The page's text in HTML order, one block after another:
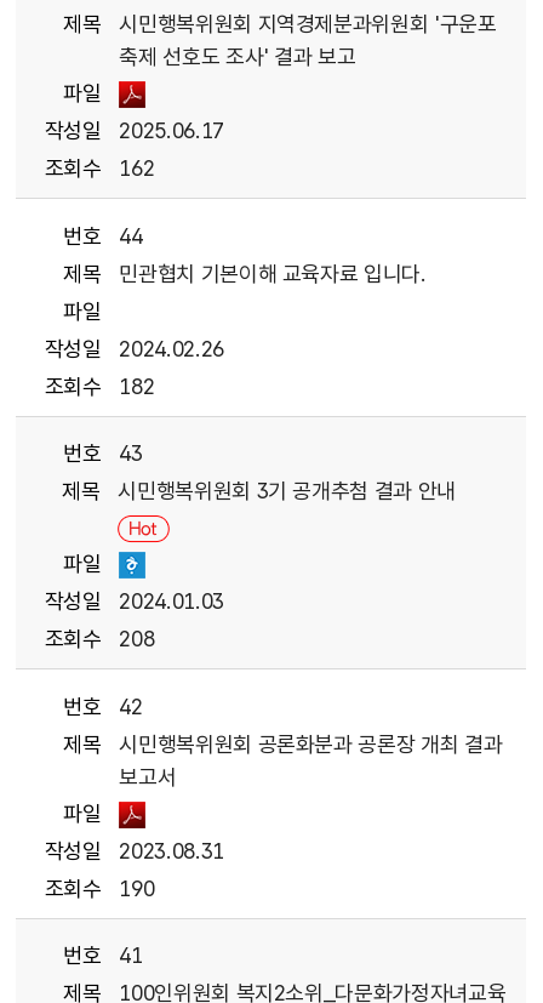
제목
시민행복위원회 지역경제분과위원회 '구운포
축제 선호도 조사' 결과 보고
파일
작성일
2025.06.17
조회수
162
번호
44
제목
민관협치 기본이해 교육자료 입니다.
파일
작성일
2024.02.26
조회수
182
번호
43
제목
시민행복위원회 3기 공개추첨 결과 안내
파일
작성일
2024.01.03
조회수
208
번호
42
제목
시민행복위원회 공론화분과 공론장 개최 결과
보고서
파일
작성일
2023.08.31
조회수
190
번호
41
제목
100인위원회 복지2소위_다문화가정자녀교육